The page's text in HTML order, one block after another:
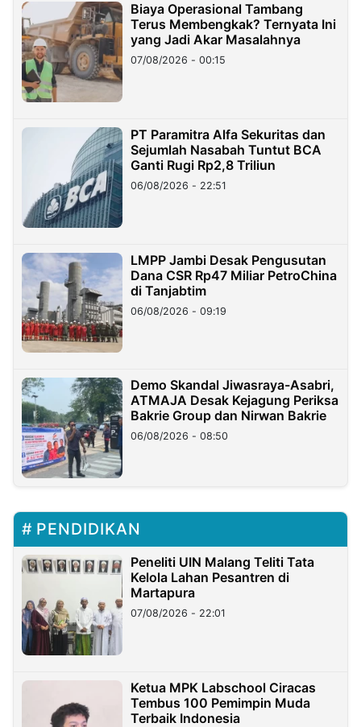
Biaya Operasional Tambang
Terus Membengkak? Ternyata Ini
yang Jadi Akar Masalahnya
07/08/2026 - 00:15
PT Paramitra Alfa Sekuritas dan
Sejumlah Nasabah Tuntut BCA
Ganti Rugi Rp2,8 Triliun
06/08/2026 - 22:51
LMPP Jambi Desak Pengusutan
Dana CSR Rp47 Miliar PetroChina
di Tanjabtim
06/08/2026 - 09:19
Demo Skandal Jiwasraya-Asabri,
ATMAJA Desak Kejagung Periksa
Bakrie Group dan Nirwan Bakrie
06/08/2026 - 08:50
PENDIDIKAN
Peneliti UIN Malang Teliti Tata
Kelola Lahan Pesantren di
Martapura
07/08/2026 - 22:01
Ketua MPK Labschool Ciracas
Tembus 100 Pemimpin Muda
Terbaik Indonesia